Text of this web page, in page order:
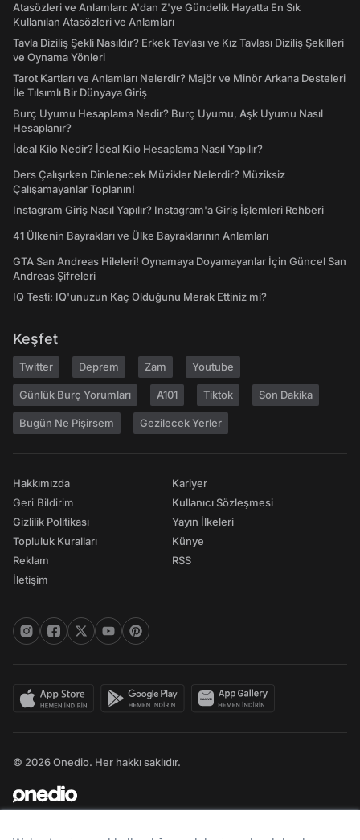
Atasözleri ve Anlamları: A'dan Z'ye Gündelik Hayatta En Sık
Kullanılan Atasözleri ve Anlamları
Tavla Diziliş Şekli Nasıldır? Erkek Tavlası ve Kız Tavlası Diziliş Şekilleri
ve Oynama Yönleri
Tarot Kartları ve Anlamları Nelerdir? Majör ve Minör Arkana Desteleri
İle Tılsımlı Bir Dünyaya Giriş
Burç Uyumu Hesaplama Nedir? Burç Uyumu, Aşk Uyumu Nasıl
Hesaplanır?
İdeal Kilo Nedir? İdeal Kilo Hesaplama Nasıl Yapılır?
Ders Çalışırken Dinlenecek Müzikler Nelerdir? Müziksiz
Çalışamayanlar Toplanın!
Instagram Giriş Nasıl Yapılır? Instagram'a Giriş İşlemleri Rehberi
41 Ülkenin Bayrakları ve Ülke Bayraklarının Anlamları
GTA San Andreas Hileleri! Oynamaya Doyamayanlar İçin Güncel San
Andreas Şifreleri
IQ Testi: IQ'unuzun Kaç Olduğunu Merak Ettiniz mi?
Keşfet
Twitter Deprem Zam Youtube
Günlük Burç Yorumları A101 Tiktok Son Dakika
Bugün Ne Pişirsem Gezilecek Yerler
Hakkımızda
Geri Bildirim
Gizlilik Politikası
Topluluk Kuralları
Reklam
İletişim
Kariyer
Kullanıcı Sözleşmesi
Yayın İlkeleri
Künye
RSS
© 2026 Onedio. Her hakkı saklıdır.